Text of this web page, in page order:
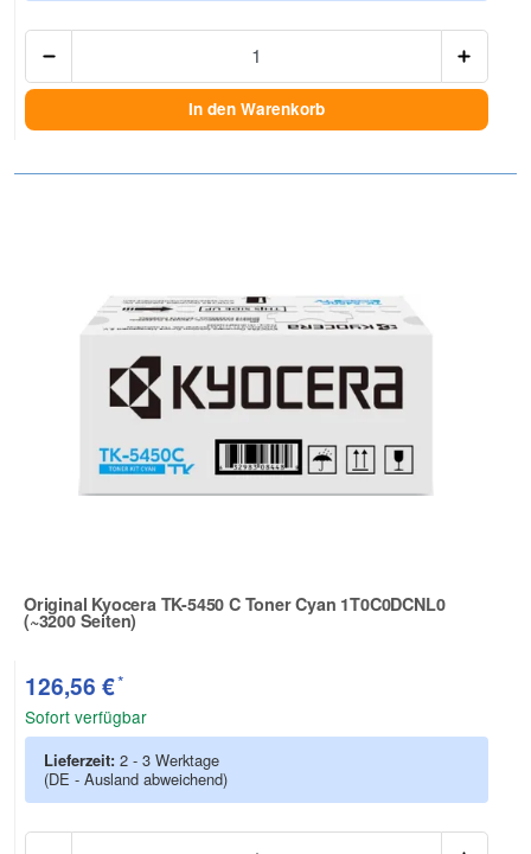
In den Warenkorb
Original Kyocera TK-5450 C Toner Cyan 1T0C0DCNL0
(~3200 Seiten)
Zur Artikelbewertung
126,56 €*
Sofort verfügbar
Lieferzeit: 2 - 3 Werktage
(DE - Ausland abweichend)